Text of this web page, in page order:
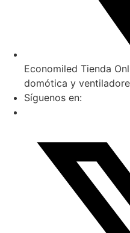
Economiled Tienda
domótica y
Síguenos en: